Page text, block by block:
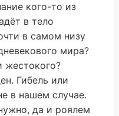
кого-то из
в тело
в самом низу
мира?
жестокого?
Гибель или
в нашем случае.
да и роялем